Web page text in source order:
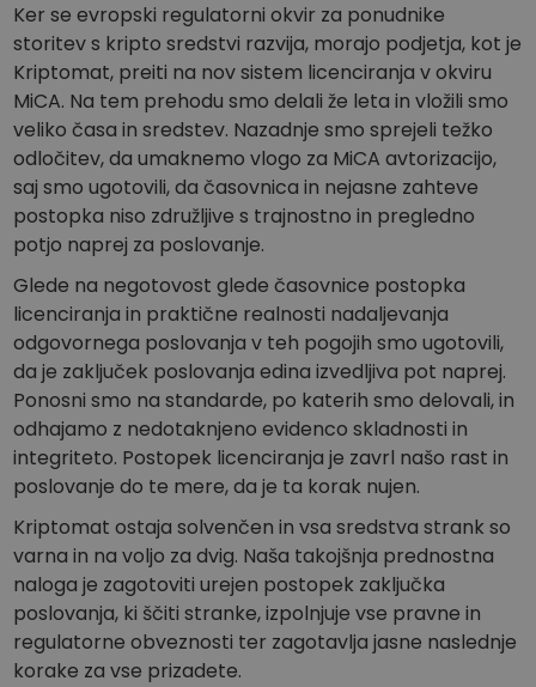
Ker se evropski regulatorni okvir za ponudnike
storitev s kripto sredstvi razvija, morajo podjetja, kot je
Kriptomat, preiti na nov sistem licenciranja v okviru
MiCA. Na tem prehodu smo delali že leta in vložili smo
veliko časa in sredstev. Nazadnje smo sprejeli težko
odločitev, da umaknemo vlogo za MiCA avtorizacijo,
saj smo ugotovili, da časovnica in nejasne zahteve
postopka niso združljive s trajnostno in pregledno
potjo naprej za poslovanje.
Glede na negotovost glede časovnice postopka
licenciranja in praktične realnosti nadaljevanja
odgovornega poslovanja v teh pogojih smo ugotovili,
da je zaključek poslovanja edina izvedljiva pot naprej.
Ponosni smo na standarde, po katerih smo delovali, in
odhajamo z nedotaknjeno evidenco skladnosti in
integriteto. Postopek licenciranja je zavrl našo rast in
poslovanje do te mere, da je ta korak nujen.
Kriptomat ostaja solvenčen in vsa sredstva strank so
varna in na voljo za dvig. Naša takojšnja prednostna
naloga je zagotoviti urejen postopek zaključka
poslovanja, ki ščiti stranke, izpolnjuje vse pravne in
regulatorne obveznosti ter zagotavlja jasne naslednje
korake za vse prizadete.